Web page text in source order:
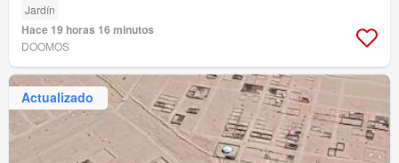
Jardín
Hace 19 horas 16 minutos
DOOMOS
Actualizado